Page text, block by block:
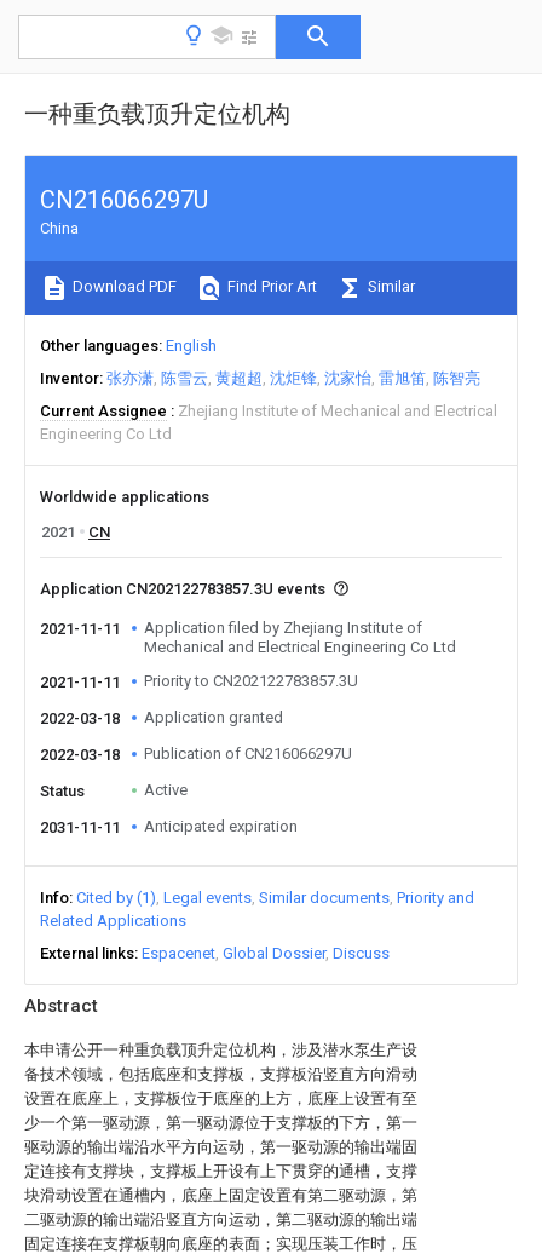
一种重负载顶升定位机构
Abstract
本申请公开一种重负载顶升定位机构，涉及潜水泵生产设
备技术领域，包括底座和支撑板，支撑板沿竖直方向滑动
设置在底座上，支撑板位于底座的上方，底座上设置有至
少一个第一驱动源，第一驱动源位于支撑板的下方，第一
驱动源的输出端沿水平方向运动，第一驱动源的输出端固
定连接有支撑块，支撑板上开设有上下贯穿的通槽，支撑
块滑动设置在通槽内，底座上固定设置有第二驱动源，第
二驱动源的输出端沿竖直方向运动，第二驱动源的输出端
固定连接在支撑板朝向底座的表面；实现压装工作时，压
CN216066297U
China
Download PDF Find Prior Art Similar
Other languages English
Inventor 张亦潇 陈雪云 黄超超 沈炬锋 沈家怡 雷旭笛 陈智亮
Current Assignee
Zhejiang Institute of Mechanical and Electrical
Engineering Co Ltd
Worldwide applications
2021
CN
Application CN202122783857.3U events
2021-11-11
Application filed by Zhejiang Institute of
Mechanical and Electrical Engineering Co Ltd
2021-11-11
Priority to CN202122783857.3U
2022-03-18 Application granted
2022-03-18 Publication of CN216066297U
Status Active
2031-11-11 Anticipated expiration
Info Cited by (1) Legal events Similar documents Priority and
Related Applications
External links Espacenet Global Dossier Discuss